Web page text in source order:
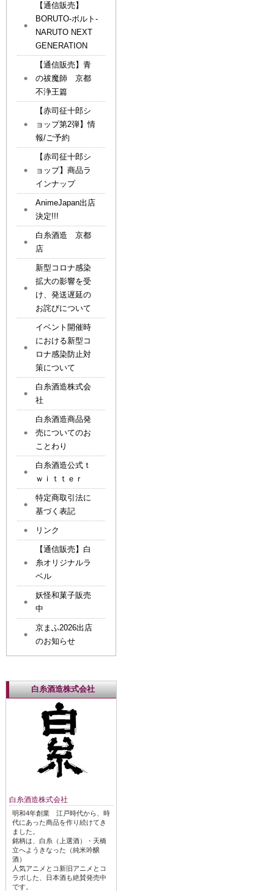
【通信販売】
BORUTO-ボルト-
NARUTO NEXT
GENERATION
【通信販売】青
の祓魔師 京都
不浄王篇
【赤司征十郎シ
ョップ第2弾】情
報/ご予約
【赤司征十郎シ
ョップ】商品ラ
インナップ
AnimeJapan出店
決定!!!
白糸酒造 京都
店
新型コロナ感染
拡大の影響を受
け、発送遅延の
お詫びについて
イベント開催時
における新型コ
ロナ感染防止対
策について
白糸酒造株式会
社
白糸酒造商品発
売についてのお
ことわり
白糸酒造公式ｔ
ｗｉｔｔｅｒ
特定商取引法に
基づく表記
リンク
【通信販売】白
糸オリジナルラ
ベル
妖怪和菓子販売
中
京まふ2026出店
のお知らせ
白糸酒造株式会社
白糸酒造株式会社
明和4年創業 江戸時代から、時
代にあった商品を作り続けてき
ました。
銘柄は、白糸（上選酒）・天橋
立へようきなった（純米吟醸
酒）
人気アニメとコ新旧アニメとコ
ラボした、日本酒も絶賛発売中
です。